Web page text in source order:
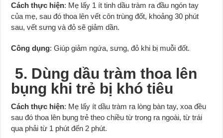
Cách thực hiện: Mẹ lấy 1 ít tinh dầu tràm ra đầu ngón tay
của mẹ, sau đó thoa lên vết côn trùng đốt, khoảng 30 phút
sau, vết sưng và đỏ sẽ giảm dần.
Công dụng: Giúp giảm ngứa, sưng, đỏ khi bị muỗi đốt.
5. Dùng dầu tràm thoa lên
bụng khi trẻ bị khó tiêu
Cách thực hiện: Mẹ lấy ít dầu tràm ra lòng bàn tay, xoa đều
sau đó thoa lên bụng trẻ theo chiều từ trong ra ngoài, từ trái
qua phải từ 1 phút đến 2 phút.